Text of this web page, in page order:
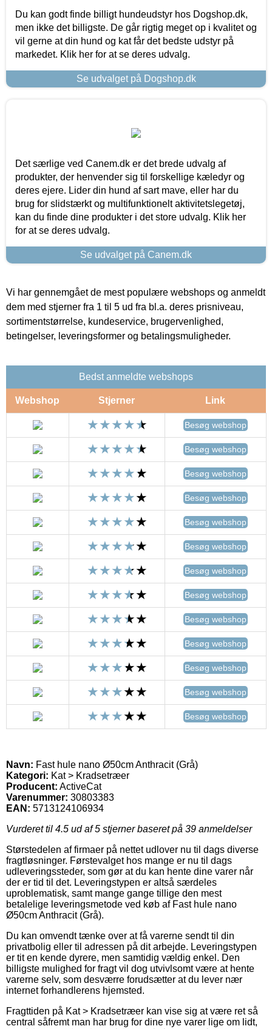
Du kan godt finde billigt hundeudstyr hos Dogshop.dk,
men ikke det billigste. De går rigtig meget op i kvalitet og
vil gerne at din hund og kat får det bedste udstyr på
markedet. Klik her for at se deres udvalg.
Se udvalget på Dogshop.dk
Det særlige ved Canem.dk er det brede udvalg af
produkter, der henvender sig til forskellige kæledyr og
deres ejere. Lider din hund af sart mave, eller har du
brug for slidstærkt og multifunktionelt aktivitetslegetøj,
kan du finde dine produkter i det store udvalg. Klik her
for at se deres udvalg.
Se udvalget på Canem.dk
Vi har gennemgået de mest populære webshops og anmeldt
dem med stjerner fra 1 til 5 ud fra bl.a. deres prisniveau,
sortimentstørrelse, kundeservice, brugervenlighed,
betingelser, leveringsformer og betalingsmuligheder.
Bedst anmeldte webshops
Webshop Stjerner Link
Besøg webshop
Besøg webshop
Besøg webshop
Besøg webshop
Besøg webshop
Besøg webshop
Besøg webshop
Besøg webshop
Besøg webshop
Besøg webshop
Besøg webshop
Besøg webshop
Besøg webshop
Navn: Fast hule nano Ø50cm Anthracit (Grå)
Kategori: Kat > Kradsetræer
Producent: ActiveCat
Varenummer: 30803383
EAN: 5713124106934
Vurderet til 4.5 ud af 5 stjerner baseret på 39 anmeldelser
Størstedelen af firmaer på nettet udlover nu til dags diverse
fragtløsninger. Førstevalget hos mange er nu til dags
udleveringssteder, som gør at du kan hente dine varer når
der er tid til det. Leveringstypen er altså særdeles
uproblematisk, samt mange gange tillige den mest
betalelige leveringsmetode ved køb af Fast hule nano
Ø50cm Anthracit (Grå).
Du kan omvendt tænke over at få varerne sendt til din
privatbolig eller til adressen på dit arbejde. Leveringstypen
er tit en kende dyrere, men samtidig vældig enkel. Den
billigste mulighed for fragt vil dog utvivlsomt være at hente
varerne selv, som desværre forudsætter at du lever nær
internet forhandlerens hjemsted.
Fragttiden på Kat > Kradsetræer kan vise sig at være ret så
central såfremt man har brug for dine nye varer lige om lidt,